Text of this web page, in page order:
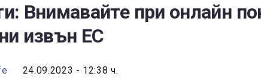
Внимавайте при онлайн
извън ЕС
24.09.2023 - 12:38 ч.